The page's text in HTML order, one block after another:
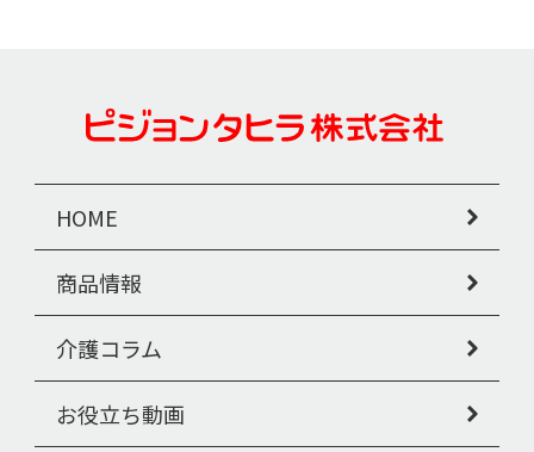
HOME
商品情報
介護コラム
お役立ち動画